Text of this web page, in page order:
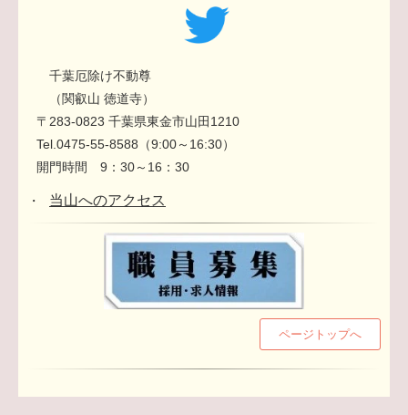
千葉厄除け不動尊
（関叡山 徳道寺）
〒283-0823 千葉県東金市山田1210
Tel.0475-55-8588（9:00～16:30）
開門時間 9：30～16：30
・ 当山へのアクセス
ページトップへ